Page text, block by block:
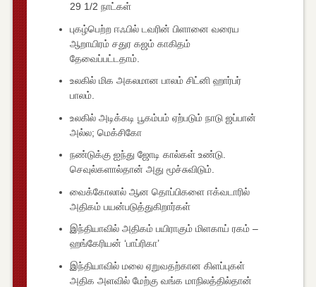
29 1/2 நாட்கள்
புகழ்பெற்ற ஈஃபில் டவரின் பிளானை வரைய
ஆறாயிரம் சதுர கஜம் காகிதம்
தேவைப்பட்டதாம்.
உலகில் மிக அகலமான பாலம் சிட்னி ஹார்பர்
பாலம்.
உலகில் அடிக்கடி பூகம்பம் ஏற்படும் நாடு ஜப்பான்
அல்ல; மெக்சிகோ
நண்டுக்கு ஐந்து ஜோடி கால்கள் உண்டு.
செவுல்களால்தான் அது மூச்சுவிடும்.
வைக்கோலால் ஆன தொப்பிகளை ஈக்வடாரில்
அதிகம் பயன்படுத்துகிறார்கள்
இந்தியாவில் அதிகம் பயிராகும் மிளகாய் ரகம் –
ஹங்கேரியன் ‘பாப்ரிகா’
இந்தியாவில் மலை ஏறுவதற்கான கிளப்புகள்
அதிக அளவில் மேற்கு வங்க மாநிலத்தில்தான்